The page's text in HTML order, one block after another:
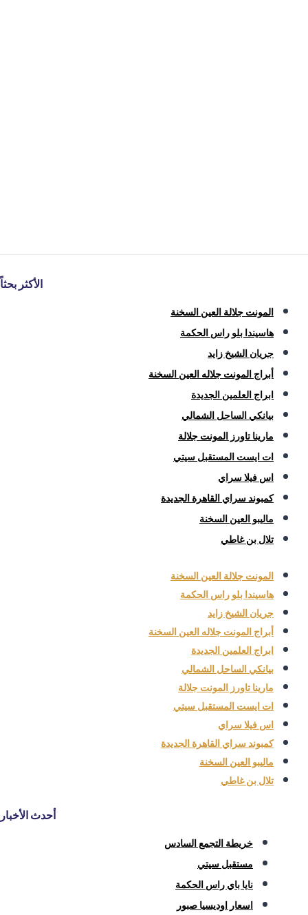
الأكثر بحثاً
المونت جلالة العين السخنة
هاسيندا بلو راس الحكمة
جريان الشيخ زايد
أبراج المونت جلاله العين السخنة
ابراج العلمين الجديدة
بيانكي الساحل الشمالي
مارينا تاورز المونت جلالة
ات ايست المستقبل سيتي
اس فيلا سراي
كمبوند سراي القاهرة الجديدة
ماليبو العين السخنة
تلال بن غاطي
المونت جلالة العين السخنة
هاسيندا بلو راس الحكمة
جريان الشيخ زايد
أبراج المونت جلاله العين السخنة
ابراج العلمين الجديدة
بيانكي الساحل الشمالي
مارينا تاورز المونت جلالة
ات ايست المستقبل سيتي
اس فيلا سراي
كمبوند سراي القاهرة الجديدة
ماليبو العين السخنة
تلال بن غاطي
أحدث الأخبار
خريطة التجمع السادس
مستقبل سيتي
نايا باي راس الحكمة
اسعار اوديسيا صبور